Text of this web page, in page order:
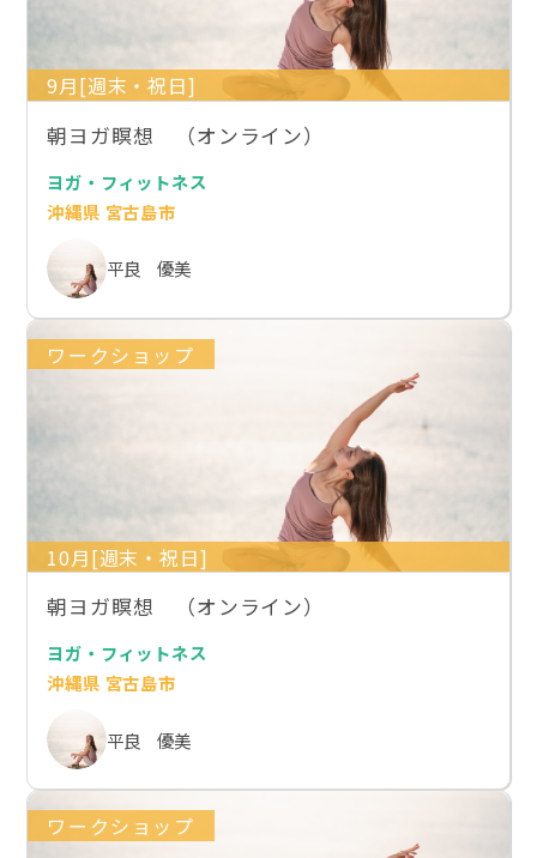
9月[週末・祝日]
朝ヨガ瞑想 （オンライン）
ヨガ・フィットネス
沖縄県 宮古島市
平良 優美
ワークショップ
10月[週末・祝日]
朝ヨガ瞑想 （オンライン）
ヨガ・フィットネス
沖縄県 宮古島市
平良 優美
ワークショップ